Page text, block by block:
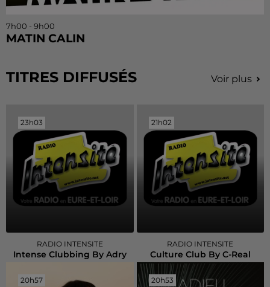
7h00 - 9h00
MATIN CALIN
TITRES DIFFUSÉS Voir plus
23h03
23h03
RADIO INTENSITE
Intense Clubbing By Adry
21h02
21h02
RADIO INTENSITE
Culture Club By C-Real
20h57
20h57 20h53
20h53